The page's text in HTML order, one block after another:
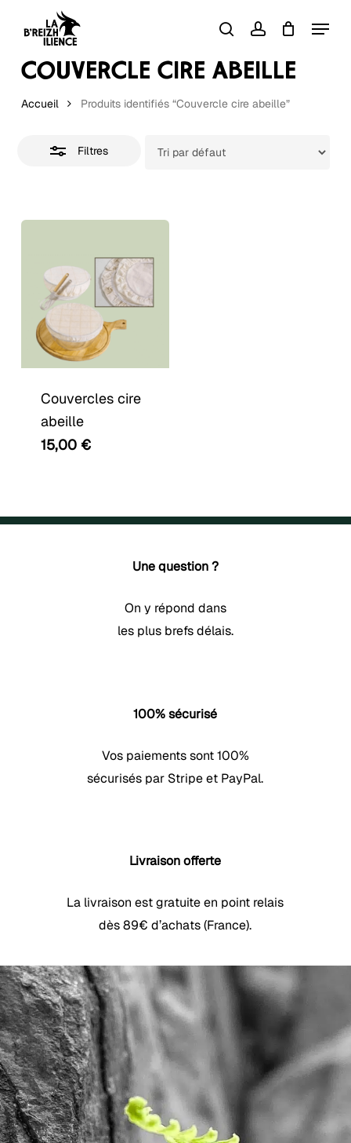
content
searchaccount
Menu
Panier Close
Votre panier est vide.
COUVERCLE CIRE ABEILLE
Accueil Produits identifiés “Couvercle cire abeille”
Filtres
Close
Couvercles cire
abeille
15,00 €
Une question ?
On y répond dans
les plus brefs délais.
100% sécurisé
Vos paiements sont 100%
sécurisés par Stripe et PayPal.
Livraison offerte
La livraison est gratuite en point relais
dès 89€ d’achats (France).